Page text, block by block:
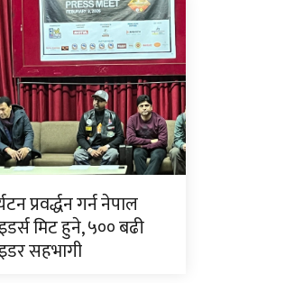
प्रवर्द्धन गर्न नेपाल
मिट हुने, ५०० बढी
सहभागी